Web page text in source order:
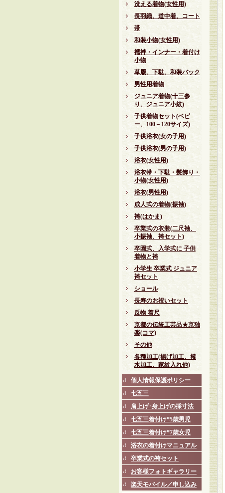
洗える着物(女性用)
長羽織、道中着、コート
帯
和装小物(女性用)
襦袢・インナー・着付け
小物
草履、下駄、和装バック
男性用着物
ジュニア着物(十三参
り、ジュニア小紋)
子供着物セット(ベビ
ー、100－120サイズ)
子供浴衣(女の子用)
子供浴衣(男の子用)
浴衣(女性用)
浴衣帯・下駄・髪飾り・
小物(女性用)
浴衣(男性用)
成人式の着物(振袖)
袴(はかま)
卒業式の衣装(二尺袖、
小振袖、袴セット)
卒園式、入学式に 子供
着物と袴
小学生 卒業式 ジュニア
袴セット
ショール
長寿のお祝いセット
反物 着尺
京都の伝統工芸品★京独
楽(コマ)
その他
各種加工(揚げ加工、撥
水加工、家紋入れ他)
個人情報保護ポリシー
七五三
肩上げ･身上げの採寸法
七五三着付け*5歳男児
七五三着付け*7歳女児
浴衣の着付けマニュアル
卒業式の袴セット
お客様フォトギャラリー
楽天モバイル／申し込み